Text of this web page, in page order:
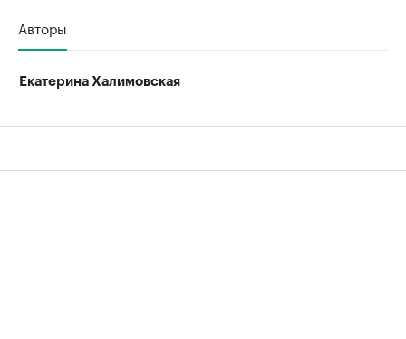
Авторы
Екатерина Халимовская